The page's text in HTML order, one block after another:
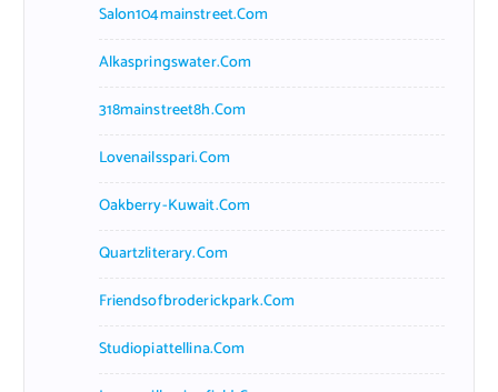
Salon104mainstreet.com
Alkaspringswater.com
318mainstreet8h.com
Lovenailsspari.com
Oakberry-Kuwait.com
Quartzliterary.com
Friendsofbroderickpark.com
Studiopiattellina.com